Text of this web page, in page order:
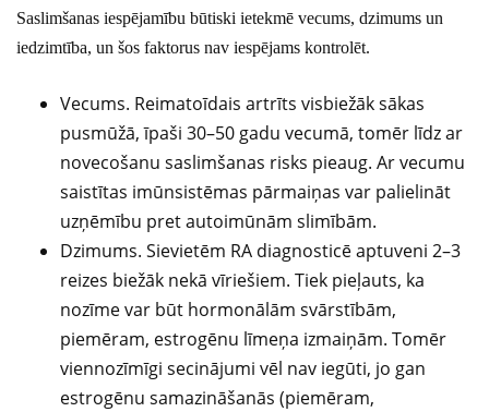
Saslimšanas iespējamību būtiski ietekmē vecums, dzimums un
iedzimtība, un šos faktorus nav iespējams kontrolēt.
Vecums. Reimatoīdais artrīts visbiežāk sākas
pusmūžā, īpaši 30–50 gadu vecumā, tomēr līdz ar
novecošanu saslimšanas risks pieaug. Ar vecumu
saistītas imūnsistēmas pārmaiņas var palielināt
uzņēmību pret autoimūnām slimībām.
Dzimums. Sievietēm RA diagnosticē aptuveni 2–3
reizes biežāk nekā vīriešiem. Tiek pieļauts, ka
nozīme var būt hormonālām svārstībām,
piemēram, estrogēnu līmeņa izmaiņām. Tomēr
viennozīmīgi secinājumi vēl nav iegūti, jo gan
estrogēnu samazināšanās (piemēram,